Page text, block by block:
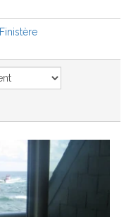
Finistère